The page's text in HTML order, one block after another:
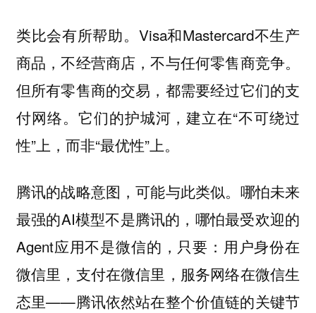
类比会有所帮助。Visa和Mastercard不生产
商品，不经营商店，不与任何零售商竞争。
但所有零售商的交易，都需要经过它们的支
付网络。它们的护城河，建立在“不可绕过
性”上，而非“最优性”上。
腾讯的战略意图，可能与此类似。哪怕未来
最强的AI模型不是腾讯的，哪怕最受欢迎的
Agent应用不是微信的，只要：用户身份在
微信里，支付在微信里，服务网络在微信生
态里——腾讯依然站在整个价值链的关键节